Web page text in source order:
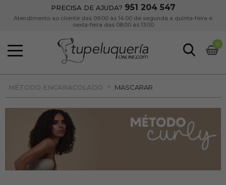
PRECISA DE AJUDA? 951 204 547
Atendimento ao cliente das 09:00 às 14:00 de segunda a quinta-feira e
sexta-feira das 08:00 às 13:00
0
MÉTODO ENCARACOLADO » MASCARAR